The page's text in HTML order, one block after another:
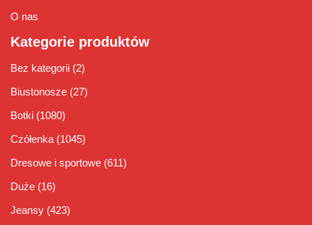
O nas
Kategorie produktów
Bez kategorii (2)
Biustonosze (27)
Botki (1080)
Czółenka (1045)
Dresowe i sportowe (611)
Duże (16)
Jeansy (423)